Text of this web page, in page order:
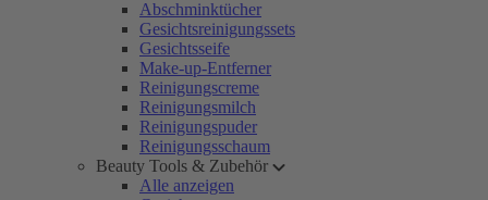
Abschminktücher
Gesichtsreinigungssets
Gesichtsseife
Make-up-Entferner
Reinigungscreme
Reinigungsmilch
Reinigungspuder
Reinigungsschaum
Beauty Tools & Zubehör
Alle anzeigen